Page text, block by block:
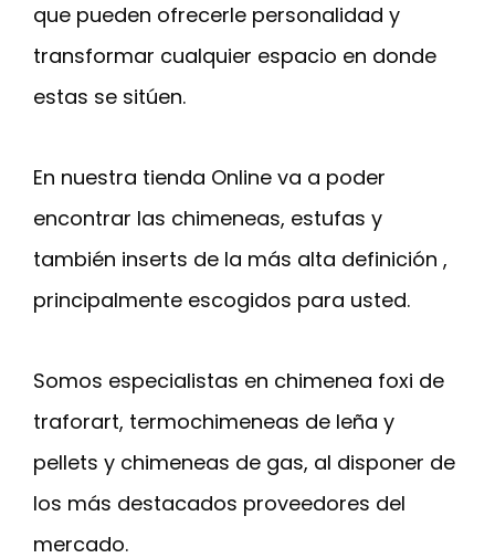
que pueden ofrecerle personalidad y
transformar cualquier espacio en donde
estas se sitúen.
En nuestra tienda Online va a poder
encontrar las chimeneas, estufas y
también inserts de la más alta definición ,
principalmente escogidos para usted.
Somos especialistas en chimenea foxi de
traforart, termochimeneas de leña y
pellets y chimeneas de gas, al disponer de
los más destacados proveedores del
mercado.